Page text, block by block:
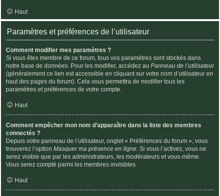
Haut
Paramètres et préférences de l’utilisateur
Comment modifier mes paramètres ?
Si vous êtes membre de ce forum, tous vos paramètres sont stockés dans
notre base de données. Pour les modifier, accédez au Panneau de l’utilisateur
(généralement ce lien est accessible en cliquant sur votre nom d’utilisateur en
haut des pages du forum). Cela vous permettra de modifier tous les
paramètres et préférences de votre compte.
Haut
Comment empêcher mon nom d’apparaître dans la liste des membres
connectés ?
Depuis votre panneau de l’utilisateur, onglet « Préférences du forum », vous
trouverez l’option Masquer ma présence en ligne . Si vous l’activez, vous ne
serez visible que par les administrateurs, les modérateurs et vous-même.
Vous serez compté parmi les membres invisibles.
Haut